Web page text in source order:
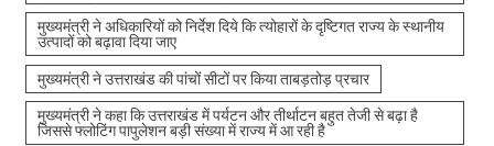
मुख्यमंत्री ने अधिकारियों को निर्देश दिये कि त्योहारों के दृष्टिगत राज्य के स्थानीय
उत्पादों को बढ़ावा दिया जाए
मुख्यमंत्री ने उत्तराखंड की पांचों सीटों पर किया ताबड़तोड़ प्रचार
मुख्यमंत्री ने कहा कि उत्तराखंड में पर्यटन और तीर्थाटन बहुत तेजी से बढ़ा है
जिससे फ्लोटिंग पापुलेशन बड़ी संख्या में राज्य में आ रही है